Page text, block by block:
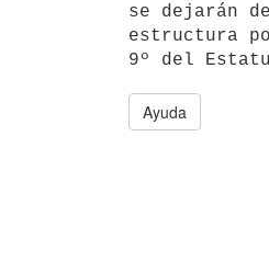
se dejarán
estructura
Ayuda